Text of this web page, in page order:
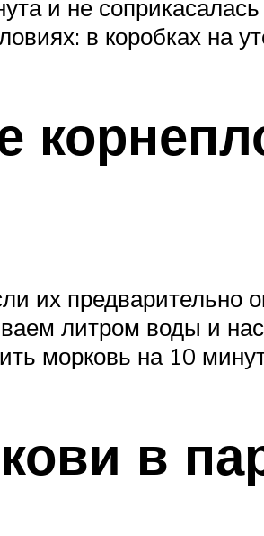
и не
в коробках на
их
литром воды и
морковь на 10
в